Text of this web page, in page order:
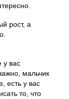
рост, а
у вас
мальчик
есть у вас
то, что